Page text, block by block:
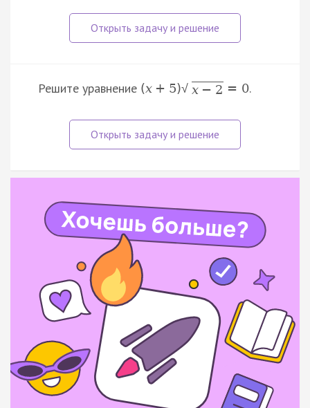
Решите уравнение (x + 5)√ x − 2 = 0.